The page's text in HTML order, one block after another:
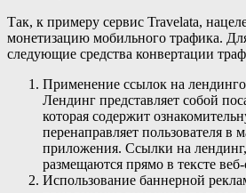
Так, к примеру сервис Travelata,
монетизацию мобильного трафика.
следующие средства конвертации
Применение ссылок на
Лендинг представляет собой
которая содержит
перенаправляет пользователя в
приложения. Ссылки на
размещаются прямо в тексте
Использование баннерной